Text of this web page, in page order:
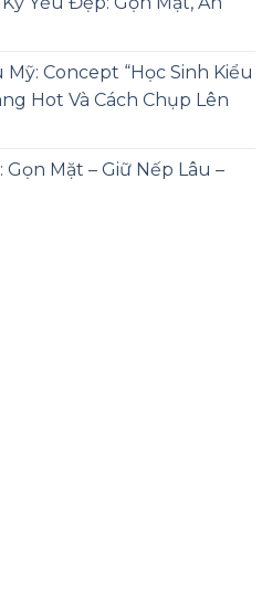
Concept “Học Sinh Kiểu
Hot Và Cách Chụp Lên
Mặt – Giữ Nếp Lâu –